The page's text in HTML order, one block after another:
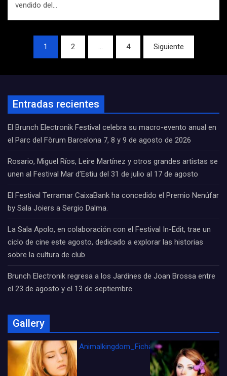
vendido del…
Navegación
entradas
1 2 … 4 Siguiente
Entradas recientes
El Brunch Electronik Festival celebra su macro-evento anual en
el Parc del Fòrum Barcelona 7, 8 y 9 de agosto de 2026
Rosario, Miguel Ríos, Leire Martínez y otros grandes artistas se
unen al Festival Mar d’Estiu del 31 de julio al 17 de agosto
El Festival Terramar CaixaBank ha concedido el Premio Nenúfar
by Sala Joiers a Sergio Dalma.
La Sala Apolo, en colaboración con el Festival In-Edit, trae un
ciclo de cine este agosto, dedicado a explorar las historias
sobre la cultura de club
Brunch Electronik regresa a los Jardines de Joan Brossa entre
el 23 de agosto y el 13 de septiembre
Gallery
Animalkingdom_FichaCine